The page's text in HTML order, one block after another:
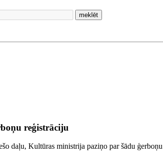
meklēt
reģistrāciju
daļu, Kultūras ministrija paziņo par šādu ģerboņu